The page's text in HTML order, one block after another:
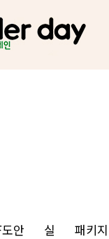
안 실 패키지